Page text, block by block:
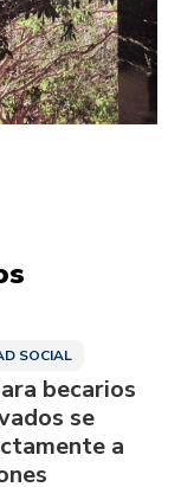
SOCIAL
becarios
se
a